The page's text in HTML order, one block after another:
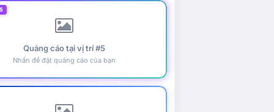
Quảng cáo tại vị trí #5
Nhấn để đặt quảng cáo của bạn